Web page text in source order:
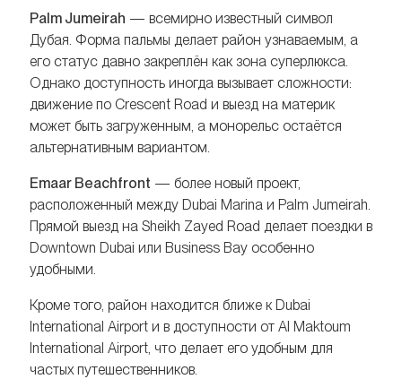
Palm Jumeirah — всемирно известный символ
Дубая. Форма пальмы делает район узнаваемым, а
его статус давно закреплён как зона суперлюкса.
Однако доступность иногда вызывает сложности:
движение по Crescent Road и выезд на материк
может быть загруженным, а монорельс остаётся
альтернативным вариантом.
Emaar Beachfront — более новый проект,
расположенный между Dubai Marina и Palm Jumeirah.
Прямой выезд на Sheikh Zayed Road делает поездки в
Downtown Dubai или Business Bay особенно
удобными.
Кроме того, район находится ближе к Dubai
International Airport и в доступности от Al Maktoum
International Airport, что делает его удобным для
частых путешественников.